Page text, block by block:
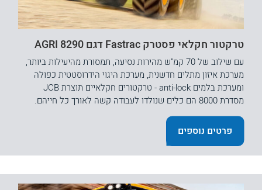
טרקטור חקלאי פסטרק Fastrac דגם 8290 AGRI
עם שילוב של 70 קמ"ש מהירות נסיעה, תמסורת מהיעילות ביותר,
מערכת איזון מתלים חדשנית, מערכת היגוי הידרוסטטית כפולה
ומערכת בלמים anti-lock - טרקטורים חקלאיים תוצרת JCB
מסדרת 8000 הם כלים שנולדו לעבודה קשה לאורך כל חייהם.
פרטים נוספים